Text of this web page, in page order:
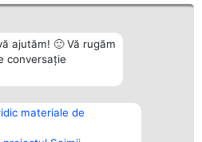
ajutăm! 🙂 Vă rugăm
conversație
materiale de
Lista Tuturor
Contact